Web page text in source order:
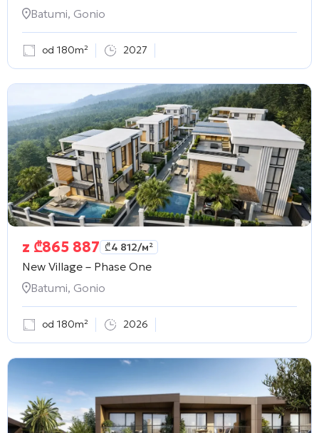
Batumi, Gonio
od 180m² 2027
z ₾865 887 ₾4 812/м²
New Village – Phase One
Batumi, Gonio
od 180m² 2026